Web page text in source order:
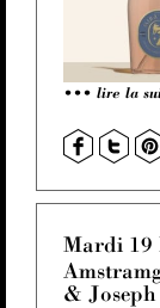
lire la
Mardi 19
& Joseph